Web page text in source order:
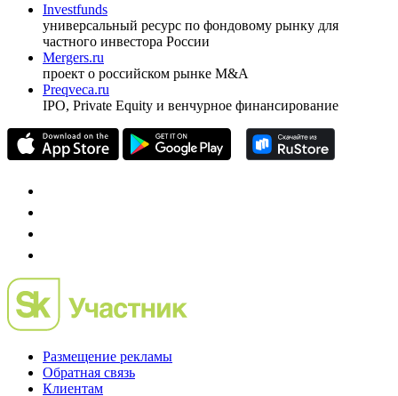
Investfunds
универсальный ресурс по фондовому рынку для
частного инвестора России
Mergers.ru
проект о российском рынке M&A
Preqveca.ru
IPO, Private Equity и венчурное финансирование
Размещение рекламы
Обратная связь
Клиентам